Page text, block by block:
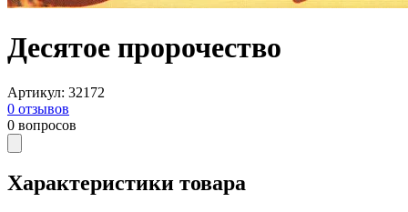
Десятое пророчество
Артикул: 32172
0 отзывов
0 вопросов
Характеристики товара